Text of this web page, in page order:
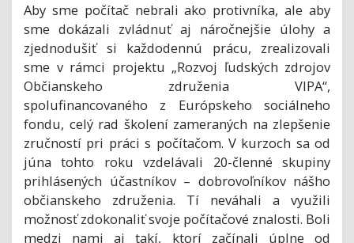
Aby sme počítač nebrali ako protivníka, ale aby
sme dokázali zvládnuť aj náročnejšie úlohy a
zjednodušiť si každodennú prácu, zrealizovali
sme v rámci projektu „Rozvoj ľudských zdrojov
Občianskeho združenia VIPA“,
spolufinancovaného z Európskeho sociálneho
fondu, celý rad školení zameraných na zlepšenie
zručností pri práci s počítačom. V kurzoch sa od
júna tohto roku vzdelávali 20-členné skupiny
prihlásených účastníkov – dobrovoľníkov nášho
občianskeho združenia. Tí neváhali a využili
možnosť zdokonaliť svoje počítačové znalosti. Boli
medzi nami aj takí, ktorí začínali úplne od